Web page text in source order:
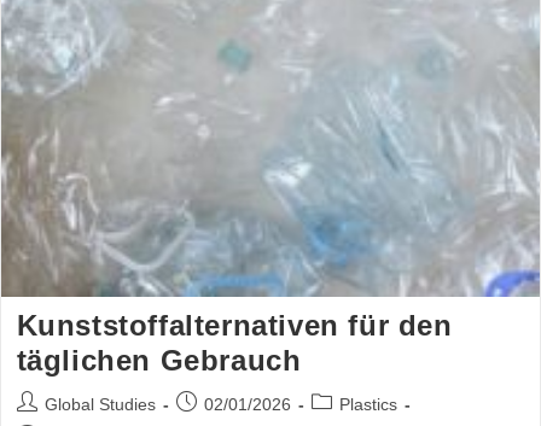
Kunststoffalternativen für den
täglichen Gebrauch
Global Studies 02/01/2026
Plastics